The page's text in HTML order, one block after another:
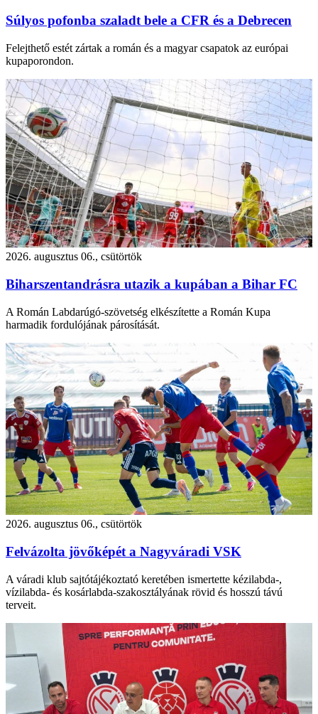
Súlyos pofonba szaladt bele a CFR és a Debrecen
Felejthető estét zártak a román és a magyar csapatok az európai
kupaporondon.
2026. augusztus 06., csütörtök
Biharszentandrásra utazik a kupában a Bihar FC
A Román Labdarúgó-szövetség elkészítette a Román Kupa
harmadik fordulójának párosítását.
2026. augusztus 06., csütörtök
Felvázolta jövőképét a Nagyváradi VSK
A váradi klub sajtótájékoztató keretében ismertette kézilabda-,
vízilabda- és kosárlabda-szakosztályának rövid és hosszú távú
terveit.